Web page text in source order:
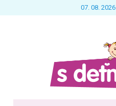
07. 08. 2026